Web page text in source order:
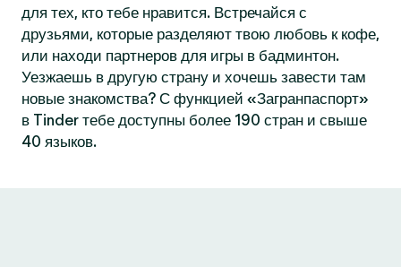
для тех, кто тебе нравится. Встречайся с
друзьями, которые разделяют твою любовь к кофе,
или находи партнеров для игры в бадминтон.
Уезжаешь в другую страну и хочешь завести там
новые знакомства? С функцией «Загранпаспорт»
в Tinder тебе доступны более 190 стран и свыше
40 языков.